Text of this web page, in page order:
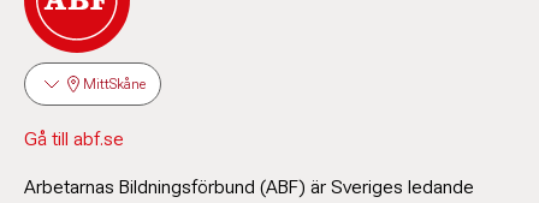
MittSkåne
Gå till abf.se
Arbetarnas Bildningsförbund (ABF) är Sveriges ledande